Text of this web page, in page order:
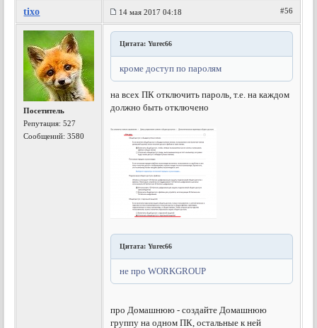
tixo 14 мая 2017 04:18 #56
Посетитель
Репутация:527
Сообщений: 3580
Цитата: Yurec66
кроме доступ по паролям
на всех ПК отключить пароль, т.е. на каждом
должно быть отключено
Цитата: Yurec66
не про WORKGROUP
про Домашнюю - создайте Домашнюю
группу на одном ПК, остальные к ней